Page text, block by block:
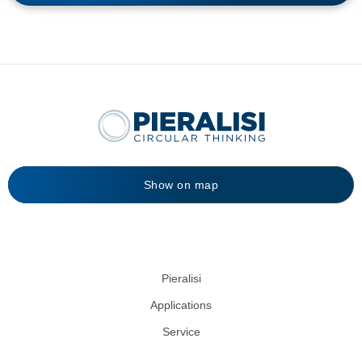
Show on map
Pieralisi
Applications
Service